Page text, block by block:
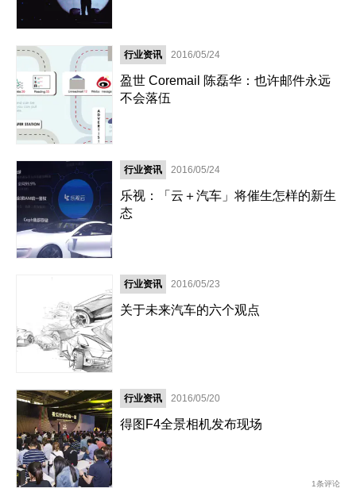
行业资讯 2016/05/24
盈世 Coremail 陈磊华：也许邮件永远
不会落伍
行业资讯 2016/05/24
乐视：「云＋汽车」将催生怎样的新生
态
行业资讯 2016/05/23
关于未来汽车的六个观点
行业资讯 2016/05/20
得图F4全景相机发布现场
1条评论